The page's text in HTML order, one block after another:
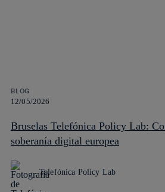
BLOG
12/05/2026
Bruselas Telefónica Policy Lab:
soberanía digital europea
Telefónica Policy Lab